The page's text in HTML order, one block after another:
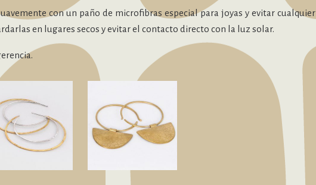
con un paño de microfibras especial para joyas y evitar cualquier
en lugares secos y evitar el contacto directo con la luz solar.